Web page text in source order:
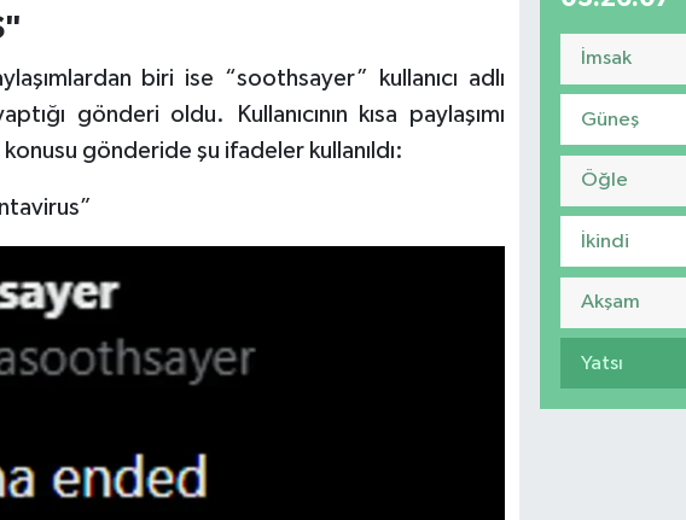
biri ise “soothsayer” kullanıcı adlı
gönderi oldu. Kullanıcının kısa paylaşımı
gönderide şu ifadeler kullanıldı:
İmsak
Güneş
Öğle
İkindi
Akşam
Yatsı